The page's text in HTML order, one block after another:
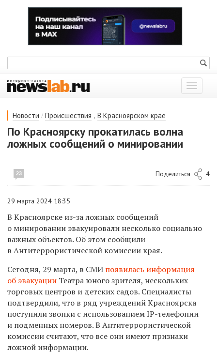
Показать
меню
Новости / Происшествия , В Красноярском крае
По Красноярску прокатилась волна
ложных сообщений о минировании
23 Поделиться 4
29 марта 2024 18:35
В Красноярске из-за ложных сообщений
о минировании эвакуировали несколько социально
важных объектов. Об этом сообщили
в Антитеррористической комиссии края.
Сегодня, 29 марта, в СМИ появилась информация
об эвакуации Театра юного зрителя, нескольких
торговых центров и детских садов. Специалисты
подтвердили, что в ряд учреждений Красноярска
поступили звонки с использованием IP-телефонии
и подменных номеров. В Антитеррористической
комиссии считают, что все они имеют признаки
ложной информации.